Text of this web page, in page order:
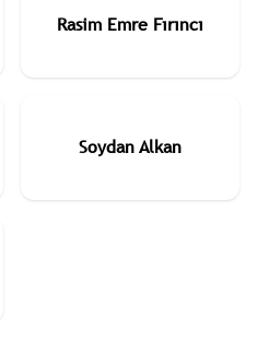
Rasim Emre Fırıncı
Soydan Alkan